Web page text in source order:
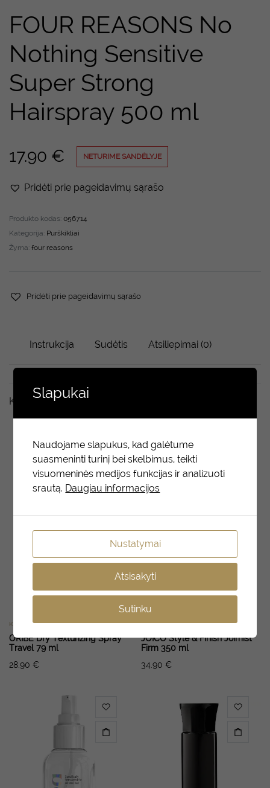
FOUR REASONS No
Nothing Sensitive
Super Strong
Hairspray 500 ml
17.90 € NETURIME SANDĖLYJE
Pridėti prie pageidavimų sąrašo
Produkto kodas: 056714
Kategorija: Purškikliai
Žyma: four reasons
Pridėti prie pageidavimų sąrašo
Instrukcija Sudėtis Atsiliepimai (0)
Kiti taip pat domėjosi
DAUGIAU
KELIONINIO DYDŽIO
ORIBE Dry Texturizing Spray
Travel 79 ml
28.90 €
PURŠKIKLIAI
JOICO Style & Finish Joimist
Firm 350 ml
34.90 €
Slapukai
Naudojame slapukus, kad galėtume
suasmeninti turinį bei skelbimus, teikti
visuomeninės medijos funkcijas ir analizuoti
srautą. Daugiau informacijos
Nustatymai
Atsisakyti
Sutinku